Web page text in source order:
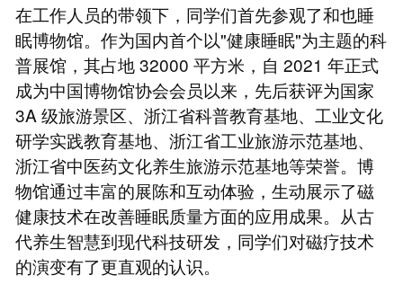
在工作人员的带领下，同学们首先参观了和也睡
眠博物馆。作为国内首个以"健康睡眠"为主题的科
普展馆，其占地 32000 平方米，自 2021 年正式
成为中国博物馆协会会员以来，先后获评为国家
3A 级旅游景区、浙江省科普教育基地、工业文化
研学实践教育基地、浙江省工业旅游示范基地、
浙江省中医药文化养生旅游示范基地等荣誉。博
物馆通过丰富的展陈和互动体验，生动展示了磁
健康技术在改善睡眠质量方面的应用成果。从古
代养生智慧到现代科技研发，同学们对磁疗技术
的演变有了更直观的认识。